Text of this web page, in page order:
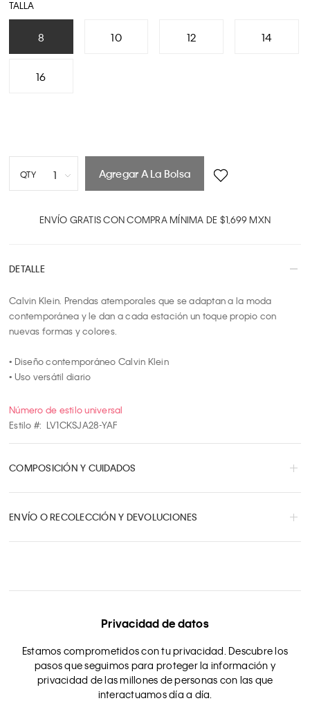
TALLA
8 10 12 14
16
QTY 1
5
7
10
Agregar A La Bolsa
ENVÍO GRATIS CON COMPRA MÍNIMA DE $1,699 MXN
DETALLE
Calvin Klein. Prendas atemporales que se adaptan a la moda
contemporánea y le dan a cada estación un toque propio con
nuevas formas y colores.
• Diseño contemporáneo Calvin Klein
• Uso versátil diario
Número de estilo universal
Estilo #: LV1CKSJA28-YAF
COMPOSICIÓN Y CUIDADOS
ENVÍO O RECOLECCIÓN Y DEVOLUCIONES
Privacidad de datos
Estamos comprometidos con tu privacidad. Descubre los
pasos que seguimos para proteger la información y
privacidad de las millones de personas con las que
interactuamos día a día.